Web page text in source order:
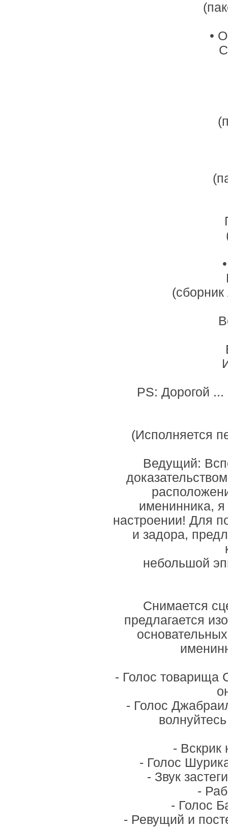
•
PS: Дорогой
(Исполняется
Ведущий:
именинника,
настроении! Для
и задора,
небольшой
Снимается
предлагается
- Голос товарища
- Голос
- Вскрик
- Голос
- Звук
-
- Голос
- Ревущий и